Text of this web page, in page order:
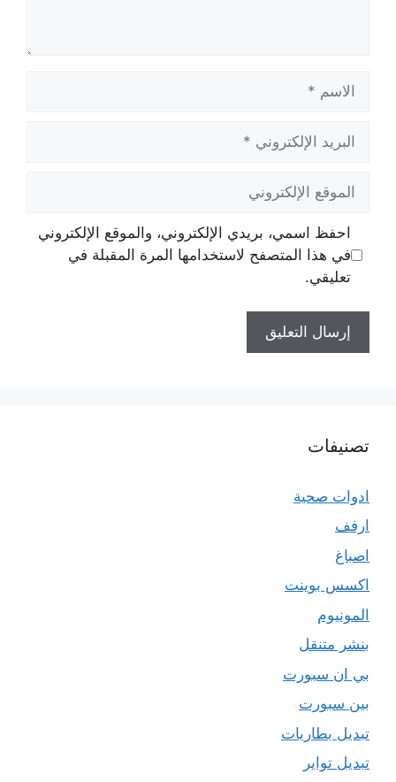
الاسم
البريد
الإلكتروني
الموقع
الإلكتروني
احفظ اسمي، بريدي الإلكتروني، والموقع الإلكتروني
في هذا المتصفح لاستخدامها المرة المقبلة في
تعليقي.
تصنيفات
ادوات صحية
ارفف
اصباغ
اكسس بوينت
المونيوم
بنشر متنقل
بي ان سبورت
بين سبورت
تبديل بطاريات
تبديل تواير